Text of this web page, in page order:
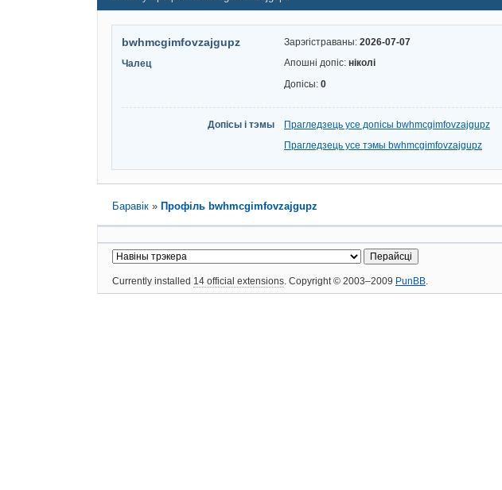
bwhmcgimfovzajgupz
Чалец
Зарэгістраваны: 2026-07-07
Апошні допіс: ніколі
Допісы: 0
Допісы і тэмы
Прагледзець усе допісы bwhmcgimfovzajgupz
Прагледзець усе тэмы bwhmcgimfovzajgupz
Баравік » Профіль bwhmcgimfovzajgupz
Currently installed 14 official extensions. Copyright © 2003–2009 PunBB.